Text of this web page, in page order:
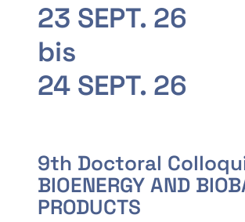
23 SEPT. 26
bis
24 SEPT. 26
9th Doctoral
BIOENERGY AND
PRODUCTS